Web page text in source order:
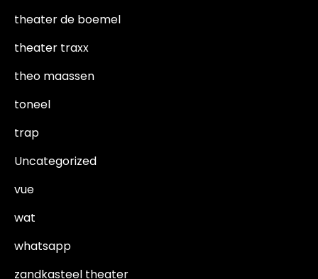
theater de boemel
theater traxx
theo maassen
toneel
trap
Uncategorized
vue
wat
whatsapp
zandkasteel theater